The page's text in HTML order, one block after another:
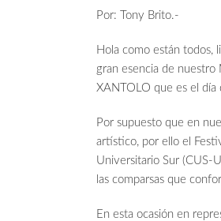
Por: Tony Brito.-
Hola como están todos,
gran esencia de nuestro
XANTOLO que es el día
Por supuesto que en
artístico, por ello el
Universitario Sur (CUS-
las comparsas que
En esta ocasión en